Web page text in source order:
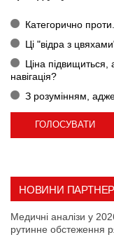
Категорично
Ці "відра з
Ціна підвищиться,
навігація?
З розумінням,
НОВИНИ
Медичні аналізи у
рутинне обстеження